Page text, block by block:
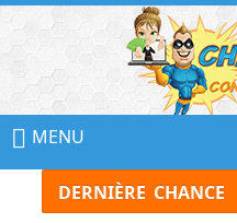
MENU
DERNIÈRE CHANCE
📢
Ne
Manquez
Aucun